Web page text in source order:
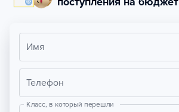
Имя
Телефон
Класс, в который перешли